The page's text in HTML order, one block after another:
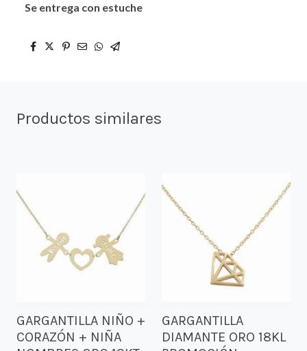
Se entrega con estuche
Productos similares
GARGANTILLA NIÑO +
CORAZÓN + NIÑA
GARGANTILLA
DIAMANTE ORO 18KL